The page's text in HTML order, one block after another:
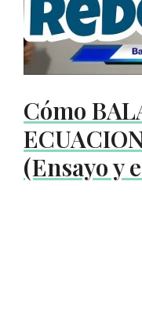
Cómo
(Ensayo y